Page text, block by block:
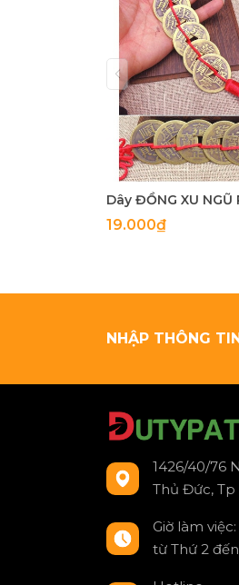
19.000₫
NHẬP THÔNG
1426/40/76
Thủ Đức, Tp
Giờ làm
từ Thứ 2